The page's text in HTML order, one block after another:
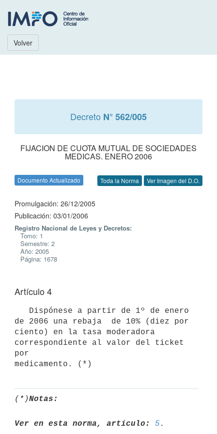
Volver
Decreto N° 562/005
FIJACION DE CUOTA MUTUAL DE SOCIEDADES
MEDICAS. ENERO 2006
Documento Actualizado Toda la Norma Ver Imagen del D.O.
Promulgación: 26/12/2005
Publicación: 03/01/2006
Registro Nacional de Leyes y Decretos:
Tomo: 1
Semestre: 2
Año: 2005
Página: 1678
Artículo 4
de 2006 una rebaja  de 10% (diez por
ciento) en la tasa moderadora
correspondiente al valor del ticket
por
medicamento. (*)
(*)Notas:
Ver en esta norma, artículo: 5